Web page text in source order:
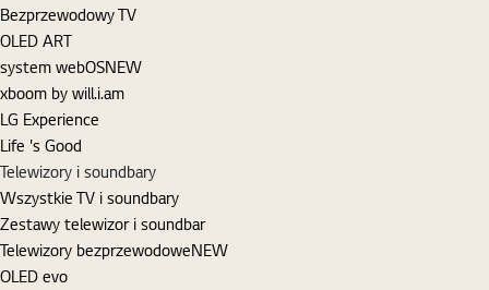
Bezprzewodowy TV
OLED ART
system webOSNEW
xboom by will.i.am
LG Experience
Life 's Good
Telewizory i soundbary
Wszystkie TV i soundbary
Zestawy telewizor i soundbar
Telewizory bezprzewodoweNEW
OLED evo